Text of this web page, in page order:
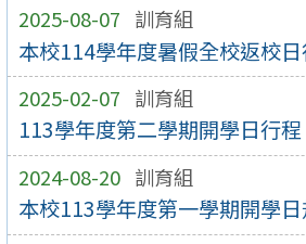
2025-08-07 訓育組
本校114學年度暑假全校返校
2025-02-07 訓育組
113學年度第二學期開學日行程
2024-08-20 訓育組
本校113學年度第一學期開學